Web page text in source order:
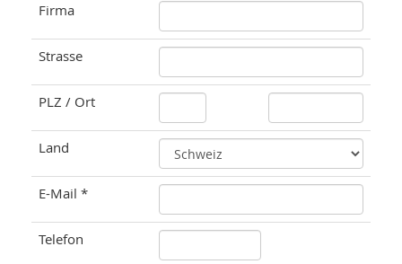
Firma
Strasse
PLZ / Ort
Land
E-Mail *
Telefon